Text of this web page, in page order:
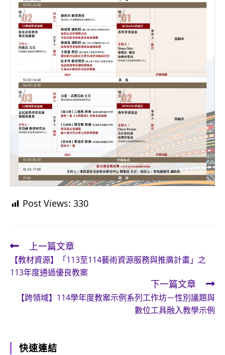
Post Views: 330
Read
more
articles
上一篇文章
【教材資源】「113至114藝術資源服務與推廣計畫」之
113年度通過優良教案
下一篇文章
【跨領域】114學年度教案示例系列工作坊－性別議題與
數位工具融入教學示例
快速連結